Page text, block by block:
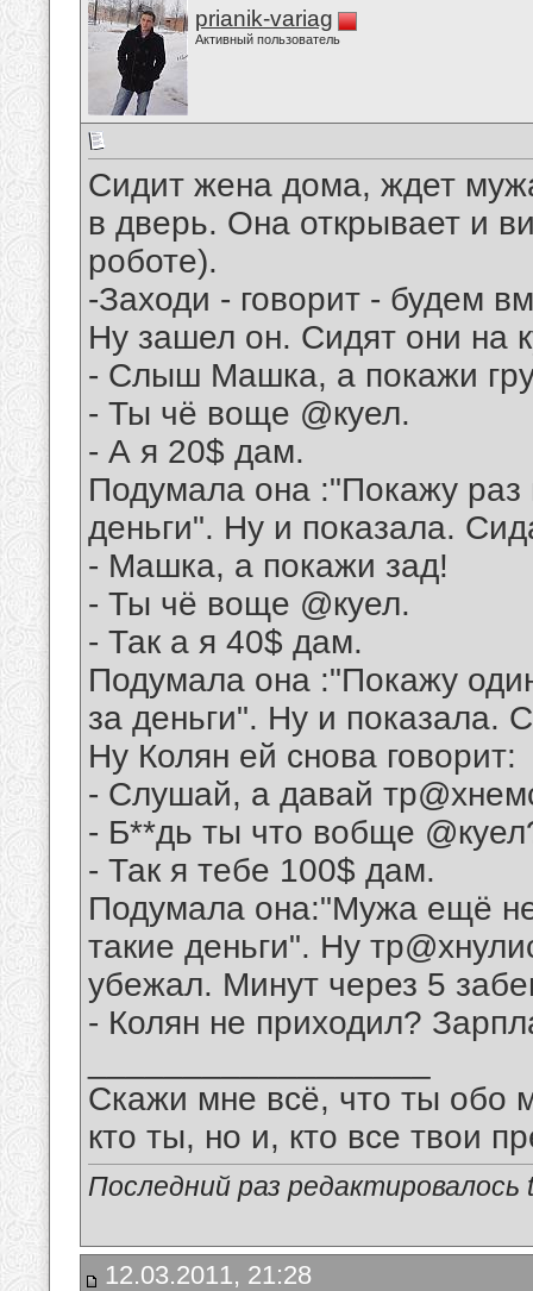
prianik-variag
Активный пользователь
Сидит жена дома, ждет
в дверь. Она открывает и
роботе).
-Заходи - говорит - будем
Ну зашел он. Сидят они на
- Слыш Машка, а покажи
- Ты чё воще @куел.
- А я 20$ дам.
Подумала она :"Покажу раз
деньги". Ну и показала.
- Машка, а покажи зад!
- Ты чё воще @куел.
- Так а я 40$ дам.
Подумала она :"Покажу
за деньги". Ну и показала.
Ну Колян ей снова говорит:
- Слушай, а давай
- Б**дь ты что вобще
- Так я тебе 100$ дам.
Подумала она:"Мужа ещё
такие деньги". Ну
убежал. Минут через 5
- Колян не приходил?
Скажи мне всё, что ты обо
кто ты, но и, кто все твои
Последний раз редактировалось
12.03.2011, 21:28